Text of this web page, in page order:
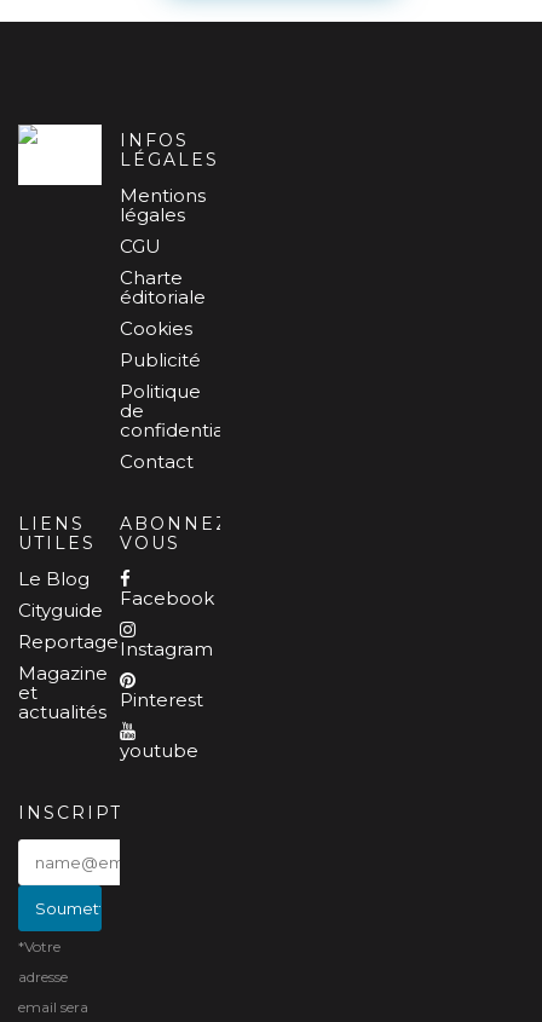
INFOS
LÉGALES
Mentions
légales
CGU
Charte
éditoriale
Cookies
Publicité
Politique
de
confidentialité
Contact
LIENS
UTILES
Le Blog
Cityguide
Reportages
Magazine
et
actualités
ABONNEZ-
VOUS
Facebook
Instagram
Pinterest
youtube
INSCRIPTION
*Votre
adresse
email sera